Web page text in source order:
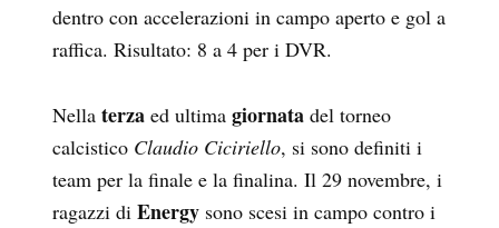
dentro con accelerazioni in campo aperto e gol a
raffica. Risultato: 8 a 4 per i DVR.
Nella terza ed ultima giornata del torneo
calcistico Claudio Ciciriello, si sono definiti i
team per la finale e la finalina. Il 29 novembre, i
ragazzi di Energy sono scesi in campo contro i